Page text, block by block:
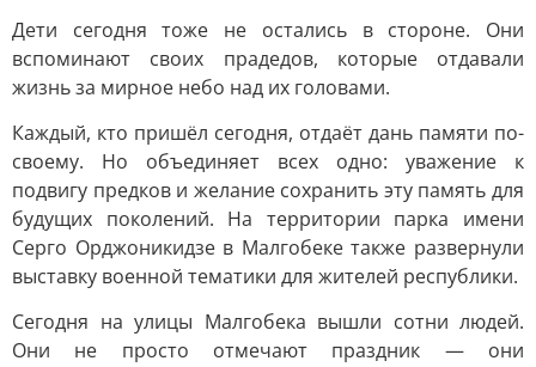
Дети сегодня тоже не остались в стороне. Они
вспоминают своих прадедов, которые отдавали
жизнь за мирное небо над их головами.
Каждый, кто пришёл сегодня, отдаёт дань памяти по-
своему. Но объединяет всех одно: уважение к
подвигу предков и желание сохранить эту память для
будущих поколений. На территории парка имени
Серго Орджоникидзе в Малгобеке также развернули
выставку военной тематики для жителей республики.
Сегодня на улицы Малгобека вышли сотни людей.
Они не просто отмечают праздник — они